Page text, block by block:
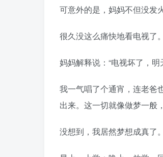
可意外的是，妈妈不但没发
很久没这么痛快地看电视了
妈妈解释说：“电视坏了，
我一气唱了个通宵，连老爸
出来。这一切就像做梦一般
没想到，我居然梦想成真了。